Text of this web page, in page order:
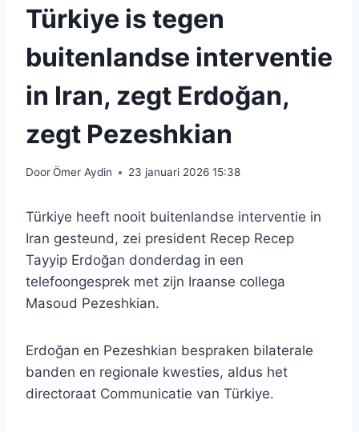
Türkiye is tegen
buitenlandse interventie
in Iran, zegt Erdoğan,
zegt Pezeshkian
DoorÖmer Aydin 23 januari 2026 15:38
Türkiye heeft nooit buitenlandse interventie in
Iran gesteund, zei president Recep Recep
Tayyip Erdoğan donderdag in een
telefoongesprek met zijn Iraanse collega
Masoud Pezeshkian.
Erdoğan en Pezeshkian bespraken bilaterale
banden en regionale kwesties, aldus het
directoraat Communicatie van Türkiye.